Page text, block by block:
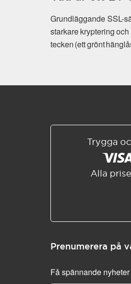
Grundläggande SSL-
starkare kryptering
tecken (ett grönt
Trygga
Alla
Prenumerera på
Få spännande